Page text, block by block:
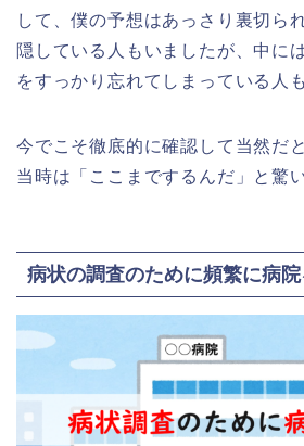
して、僕の予想はあっさり裏切ら
隠している人もいましたが、中に
をすっかり忘れてしまっている人
今でこそ徹底的に確認して当然だ
当時は「ここまでするんだ」と驚
病状の調査のために頻繁に病院